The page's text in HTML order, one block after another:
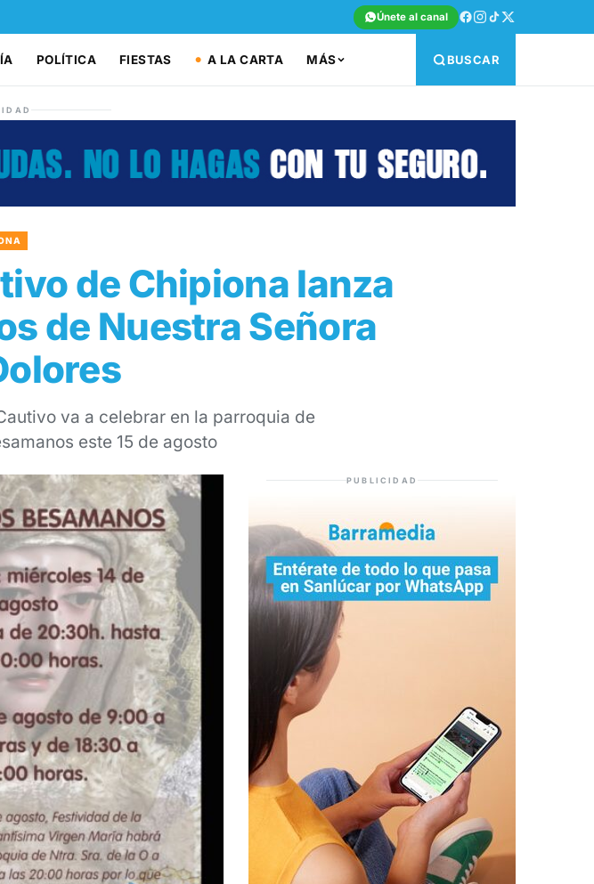
Únete al canal
POLÍTICA FIESTAS A LA CARTA MÁS BUSCAR
de Chipiona lanza
de Nuestra Señora
va a celebrar en la parroquia de
este 15 de agosto
PUBLICIDAD